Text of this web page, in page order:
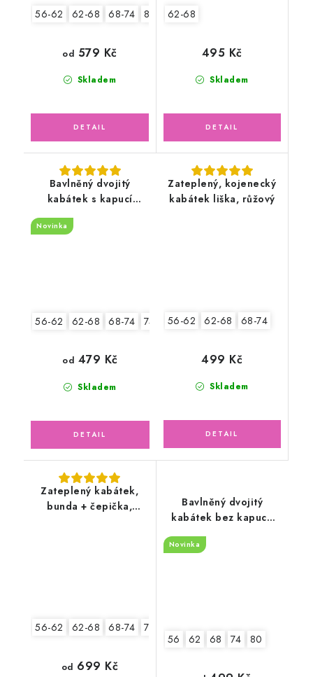
56-62 62-68 68-74 80-86
Skladem
od 579 Kč
62-68
Skladem
495 Kč
Bavlněný dvojitý
kabátek s kapucí
pudrově růžový, květy
Novinka
56-62 62-68 68-74 74-80 80-86
Skladem
od 479 Kč
Zateplený, kojenecký
kabátek liška, růžový
56-62 62-68 68-74
Skladem
499 Kč
Zateplený kabátek,
bunda + čepička,
56-62 62-68 68-74 74-80
od 699 Kč
Bavlněný dvojitý
kabátek bez kapuce
hrošíci
Novinka
56 62 68 74 80